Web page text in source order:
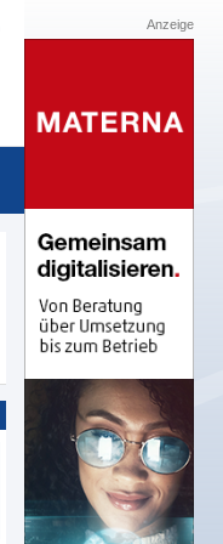
Anzeige